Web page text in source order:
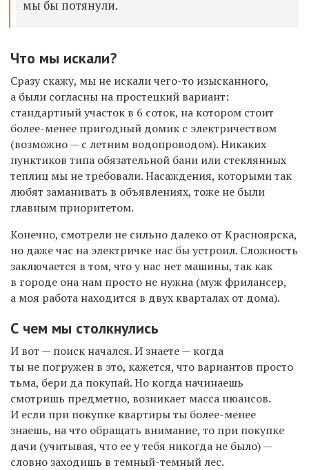
мы бы потянули.
Что мы искали?
Сразу скажу, мы не искали чего-то изысканного,
а были согласны на простецкий вариант:
стандартный участок в 6 соток, на котором стоит
более-менее пригодный домик с электричеством
(возможно — с летним водопроводом). Никаких
пунктиков типа обязательной бани или стеклянных
теплиц мы не требовали. Насаждения, которыми так
любят заманивать в объявлениях, тоже не были
главным приоритетом.
Конечно, смотрели не сильно далеко от Красноярска,
но даже час на электричке нас бы устроил. Сложность
заключается в том, что у нас нет машины, так как
в городе она нам просто не нужна (муж фрилансер,
а моя работа находится в двух кварталах от дома).
С чем мы столкнулись
И вот — поиск начался. И знаете — когда
ты не погружен в это, кажется, что вариантов просто
тьма, бери да покупай. Но когда начинаешь
смотришь предметно, возникает масса нюансов.
И если при покупке квартиры ты более-менее
знаешь, на что обращать внимание, то при покупке
дачи (учитывая, что ее у тебя никогда не было) —
словно заходишь в темный-темный лес.